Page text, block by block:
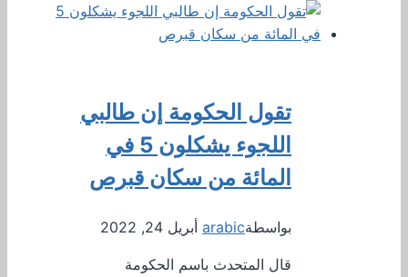
تقول الحكومة إن طالبي
اللجوء يشكلون 5 في
المائة من سكان قبرص
بواسطةarabic أبريل 24, 2022
قال المتحدث باسم الحكومة